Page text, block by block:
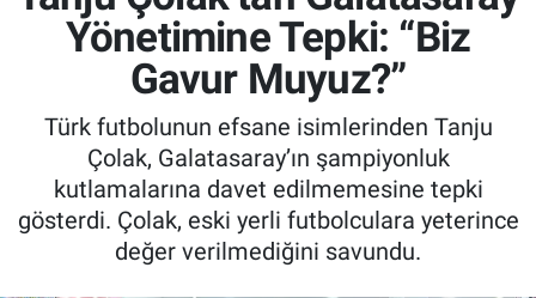
Yönetimine Tepki: “Biz
Gavur Muyuz?”
Türk futbolunun efsane isimlerinden Tanju
Çolak, Galatasaray’ın şampiyonluk
kutlamalarına davet edilmemesine tepki
gösterdi. Çolak, eski yerli futbolculara yeterince
değer verilmediğini savundu.
Ekonomi
Güncel
İnanç
Kadın & Aile
Kültür & Sanat
Son Dakika Haberleri
Haber Arşivi